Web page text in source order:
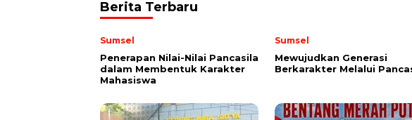
Berita Terbaru
Sumsel
Penerapan Nilai-Nilai Pancasila
dalam Membentuk Karakter
Mahasiswa
Sumsel
Mewujudkan Generasi
Berkarakter Melalui